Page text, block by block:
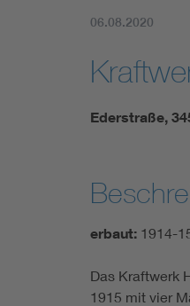
06.08.2020
Ederstraße,
erbaut: 1914-
Das Kraftwerk
1915 mit vier